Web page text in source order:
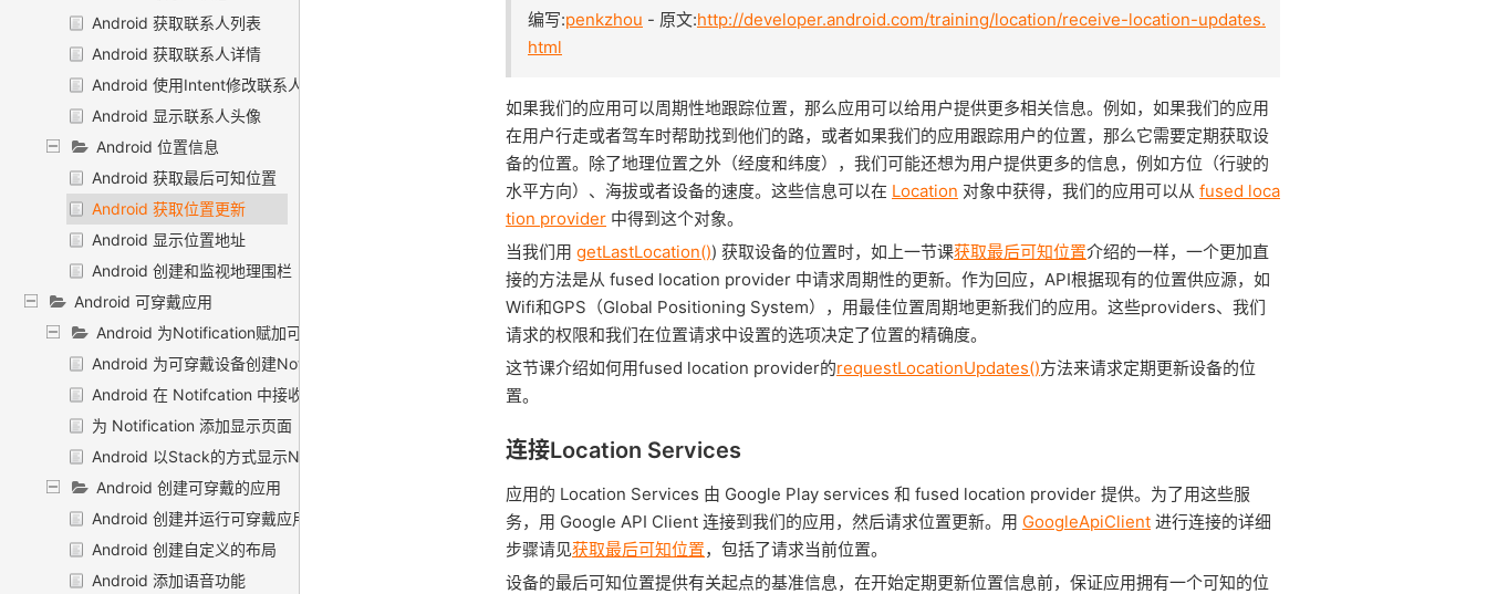
Android 获取联系人列表
Android 获取联系人详情
Android 使用Intent修改联系人信息
Android 显示联系人头像
Android 位置信息
Android 获取最后可知位置
Android 获取位置更新
Android 显示位置地址
Android 创建和监视地理围栏
Android 可穿戴应用
Android 为Notification赋加可穿戴特性
Android 为可穿戴设备创建Notification
Android 在 Notifcation 中接收语音输入
为 Notification 添加显示页面
Android 以Stack的方式显示Notifications
Android 创建可穿戴的应用
Android 创建并运行可穿戴应用
Android 创建自定义的布局
Android 添加语音功能
编写:penkzhou - 原文:http://developer.android.com/training/location/receive-location-updates.
html
如果我们的应用可以周期性地跟踪位置，那么应用可以给用户提供更多相关信息。例如，如果我们的应用
在用户行走或者驾车时帮助找到他们的路，或者如果我们的应用跟踪用户的位置，那么它需要定期获取设
备的位置。除了地理位置之外（经度和纬度），我们可能还想为用户提供更多的信息，例如方位（行驶的
水平方向）、海拔或者设备的速度。这些信息可以在 Location 对象中获得，我们的应用可以从 fused loca
tion provider 中得到这个对象。
当我们用 getLastLocation()) 获取设备的位置时，如上一节课获取最后可知位置介绍的一样，一个更加直
接的方法是从 fused location provider 中请求周期性的更新。作为回应，API根据现有的位置供应源，如
Wifi和GPS（Global Positioning System），用最佳位置周期地更新我们的应用。这些providers、我们
请求的权限和我们在位置请求中设置的选项决定了位置的精确度。
这节课介绍如何用fused location provider的requestLocationUpdates()方法来请求定期更新设备的位
置。
连接Location Services
应用的 Location Services 由 Google Play services 和 fused location provider 提供。为了用这些服
务，用 Google API Client 连接到我们的应用，然后请求位置更新。用 GoogleApiClient 进行连接的详细
步骤请见获取最后可知位置，包括了请求当前位置。
设备的最后可知位置提供有关起点的基准信息，在开始定期更新位置信息前，保证应用拥有一个可知的位